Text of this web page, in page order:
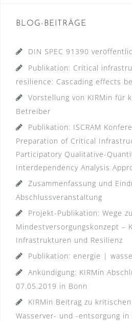
BLOG-BEITRÄGE
DIN SPEC 91390
Publikation: Critical
resilience: Cascading effects
Vorstellung von KIRMin für
Betreiber
Publikation: ISCRAM
Preparation of Critical
Participatory Qualitative-
Interdependency Analysis
Zusammenfassung und
Abschlussveranstaltung
Projekt-Publikation: Wege
Mindestversorgungskonzept –
Infrastrukturen und Resilienz
Publikation: energie |
Ankündigung: KIRMin
07.05.2019 in Bonn
KIRMin Beitrag zu
Wasserver- und -entsorgung